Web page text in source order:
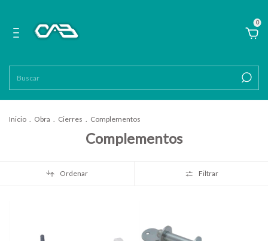
0
Inicio . Obra . Cierres . Complementos
Complementos
Ordenar Filtrar